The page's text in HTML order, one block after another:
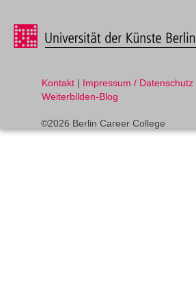
Kontakt | Impressum / Datenschutz
Weiterbilden-Blog
©2026 Berlin Career College